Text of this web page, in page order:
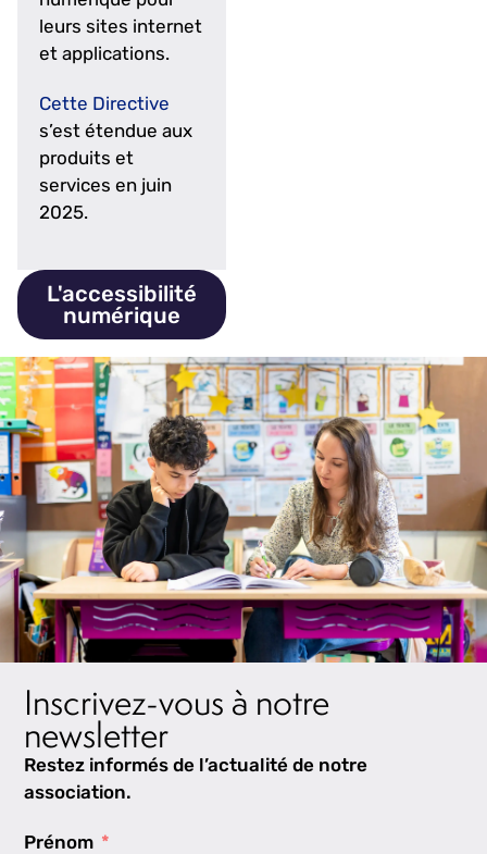
leurs sites internet
et applications.
Cette Directive
s’est étendue aux
produits et
services en juin
2025.
L'accessibilité
numérique
Inscrivez-vous à notre
newsletter
Restez informés de l’actualité de notre
association.
Prénom